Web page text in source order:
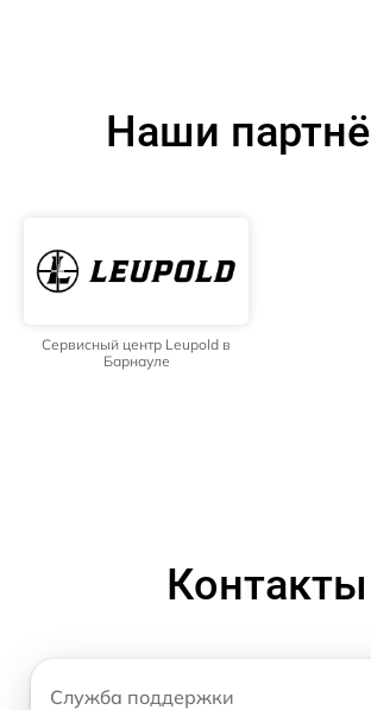
Наши
Сервисный центр Leupold в
Барнауле
Контакты
Служба поддержки